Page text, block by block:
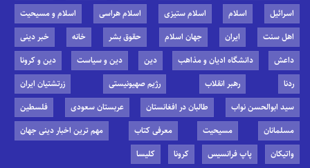
اسرائیل
اسلام اسلام ستیزی اسلام هراسی
اسلام و مسیحیت
اهل سنت
ایران جهان اسلام حقوق بشر خانه
خبر دینی
داعش
دانشگاه ادیان و مذاهب دین دین و سیاست
دین و کرونا
ردنا
رهبر انقلاب رژیم صهیونیستی
زرتشتیان ایران
سید ابوالحسن نواب
طالبان در افغانستان عربستان سعودی
فلسطین
مسلمانان
مسیحیت معرفی کتاب
مهم ترین اخبار دینی جهان
واتیکان
پاپ فرانسیس کرونا کلیسا